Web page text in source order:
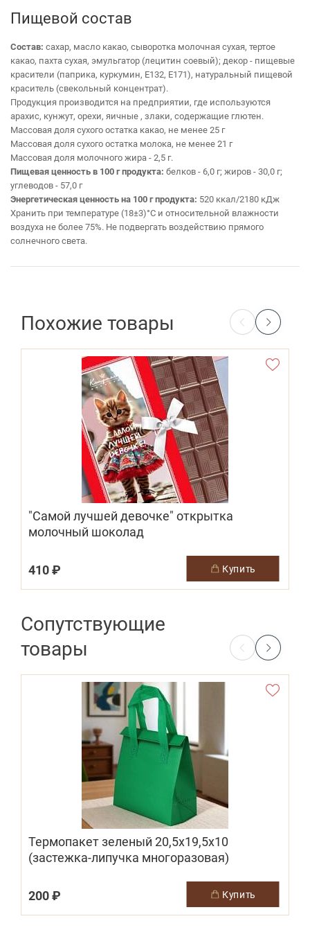
Пищевой состав
Состав: сахар, масло какао, сыворотка молочная сухая, тертое
какао, пахта сухая, эмульгатор (лецитин соевый); декор - пищевые
красители (паприка, куркумин, Е132, Е171), натуральный пищевой
краситель (свекольный концентрат).
Продукция производится на предприятии, где используются
арахис, кунжут, орехи, яичные , злаки, содержащие глютен.
Массовая доля сухого остатка какао, не менее 25 г
Массовая доля сухого остатка молока, не менее 21 г
Массовая доля молочного жира - 2,5 г.
Пищевая ценность в 100 г продукта: белков - 6,0 г; жиров - 30,0 г;
углеводов - 57,0 г
Энергетическая ценность на 100 г продукта: 520 ккал/2180 кДж
Хранить при температуре (18±3)°С и относительной влажности
воздуха не более 75%. Не подвергать воздействию прямого
солнечного света.
Похожие товары
"Самой лучшей девочке" открытка
молочный шоколад
410 ₽ купить
Сопутствующие
товары
Термопакет зеленый 20,5х19,5х10
(застежка-липучка многоразовая)
200 ₽ купить